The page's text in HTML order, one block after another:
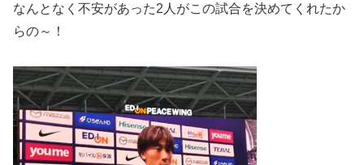
なんとなく不安があった2人がこの試合を決めてくれたか
らの～！